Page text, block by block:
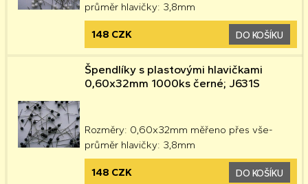
průměr hlavičky: 3,8mm
148 CZK DO KOŠÍKU
Špendlíky s plastovými hlavičkami
0,60x32mm 1000ks černé; J631S
Rozměry: 0,60x32mm měřeno přes vše-
průměr hlavičky: 3,8mm
148 CZK DO KOŠÍKU